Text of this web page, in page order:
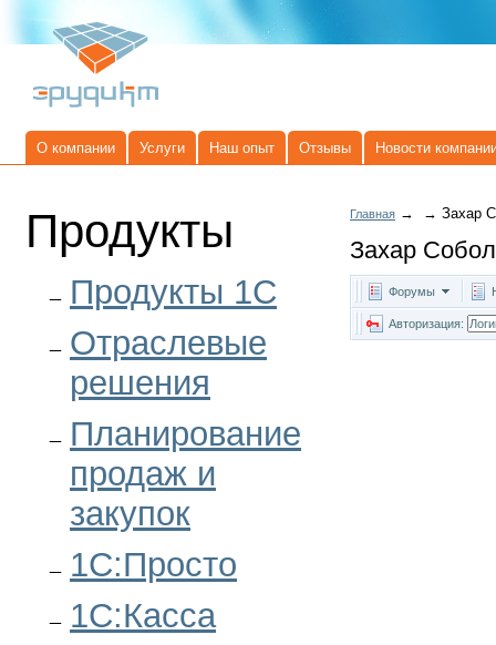
О компании Услуги Наш опыт Отзывы Новости
Продукты
Продукты 1C
Отраслевые
решения
Планирование
продаж и
закупок
1С:Просто
1С:Касса
Главная → → Захар
Захар
Форумы
Авторизация: